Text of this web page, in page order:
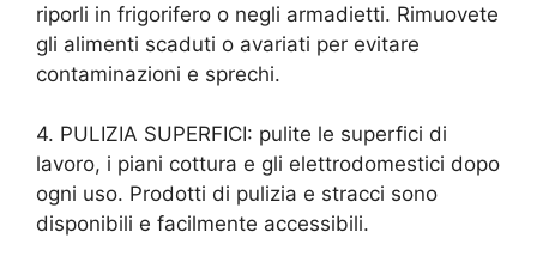
riporli in frigorifero o negli armadietti. Rimuovete
gli alimenti scaduti o avariati per evitare
contaminazioni e sprechi.
4. PULIZIA SUPERFICI: pulite le superfici di
lavoro, i piani cottura e gli elettrodomestici dopo
ogni uso. Prodotti di pulizia e stracci sono
disponibili e facilmente accessibili.